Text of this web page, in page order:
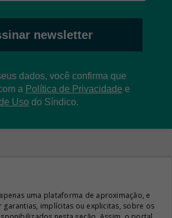
newsletter
dados, você confirma que
a Política de Privacidade e
Uso do Síndico.
uma plataforma de aproximação, e
garantias, implícitas ou explicitas, sobre os